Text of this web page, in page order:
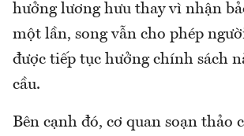
hưởng lương hưu thay vì nhận
một lần, song vẫn cho phép
được tiếp tục hưởng chính sách
cầu.
Bên cạnh đó, cơ quan soạn thảo